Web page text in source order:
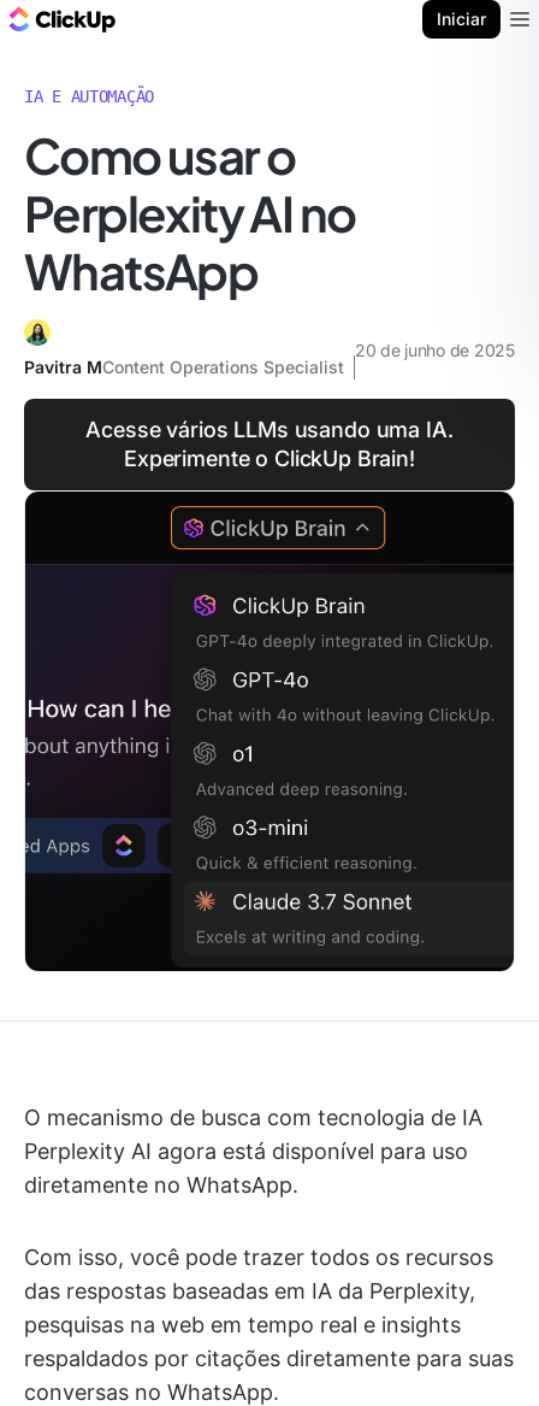
Iniciar
IA E AUTOMAÇÃO
Como usar o
Perplexity AI no
WhatsApp
Pavitra MContent Operations Specialist
20 de junho de 2025
Acesse vários LLMs usando uma IA.
Experimente o ClickUp Brain!
O mecanismo de busca com tecnologia de IA
Perplexity AI agora está disponível para uso
diretamente no WhatsApp.
Com isso, você pode trazer todos os recursos
das respostas baseadas em IA da Perplexity,
pesquisas na web em tempo real e insights
respaldados por citações diretamente para suas
conversas no WhatsApp.